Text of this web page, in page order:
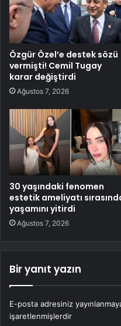
Özgür Özel’e destek sözü
vermişti! Cemil Tugay
karar değiştirdi
Ağustos 7, 2026
30 yaşındaki fenomen
estetik ameliyatı
yaşamını yitirdi
Ağustos 7, 2026
Bir yanıt yazın
E-posta adresiniz
işaretlenmişlerdir